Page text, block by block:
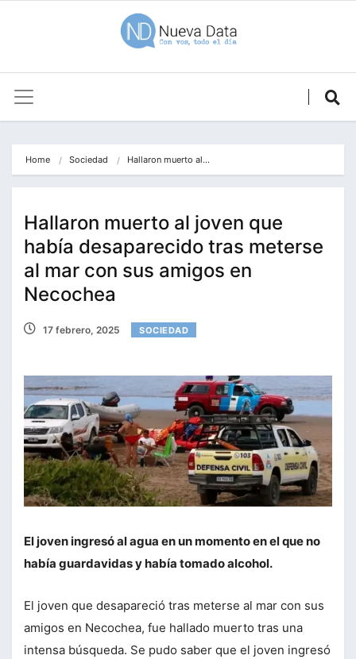
Home Sociedad Hallaron muerto al…
Hallaron muerto al joven que
había desaparecido tras meterse
al mar con sus amigos en
Necochea
17 febrero, 2025 SOCIEDAD
El joven ingresó al agua en un momento en el que no
había guardavidas y había tomado alcohol.
El joven que desapareció tras meterse al mar con sus
amigos en Necochea, fue hallado muerto tras una
intensa búsqueda. Se pudo saber que el joven ingresó